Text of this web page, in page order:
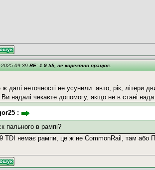
2025 09:39 RE: 1.9 tdi, не коректно працює.
далі неточності не усунили: авто, рік, літери
надалі чекаєте допомогу, якщо не в стані
:
пального в рампі?
TDI немає рампи, це ж не CommonRail, там або